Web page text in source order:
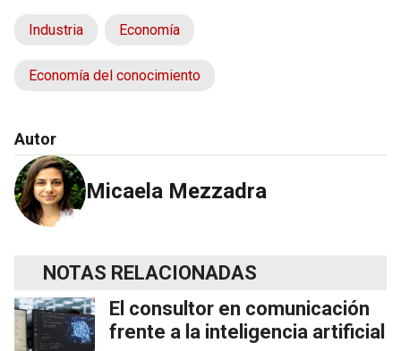
Industria Economía
Economía del conocimiento
Autor
Micaela Mezzadra
NOTAS RELACIONADAS
El consultor en comunicación
frente a la inteligencia artificial